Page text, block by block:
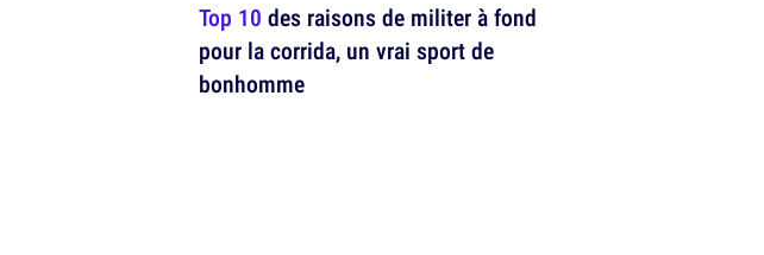
Top 10 des raisons de militer à fond
pour la corrida, un vrai sport de
bonhomme